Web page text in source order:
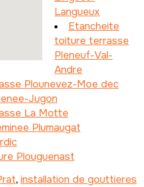
Langueux
Etancheite
toiture terrasse
Pleneuf-Val-
Andre
Plounevez-Moe dec
Jugon
La Motte
Plumaugat
Plouguenast
, installation de gouttieres